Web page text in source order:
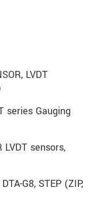
LVDT
series Gauging
LVDT sensors,
G8, STEP (ZIP,